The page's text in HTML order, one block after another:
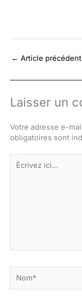
← Article précédent
Laisser un
Votre adresse e-
obligatoires sont
Écrivez
ici…